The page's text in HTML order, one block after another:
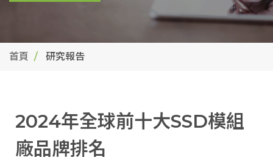
首頁 研究報告
2024年全球前十大SSD模組
廠品牌排名